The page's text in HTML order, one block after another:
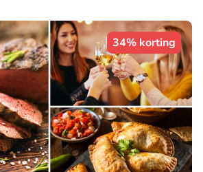
34% korting